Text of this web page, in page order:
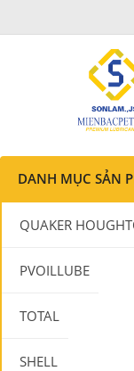
DANH MỤC SẢN
QUAKER
PVOILLUBE
TOTAL
SHELL